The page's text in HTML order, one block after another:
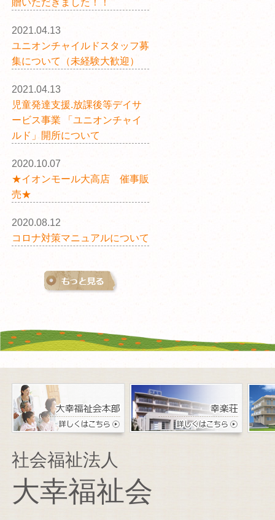
2021.04.13
ユニオンチャイルドスタッフ募
集について（未経験大歓迎）
2021.04.13
児童発達支援.放課後等デイサ
ービス事業 「ユニオンチャイ
ルド」開所について
2020.10.07
★イオンモール大高店 催事販
売★
2020.08.12
コロナ対策マニュアルについて
社会福祉法人
大幸福祉会